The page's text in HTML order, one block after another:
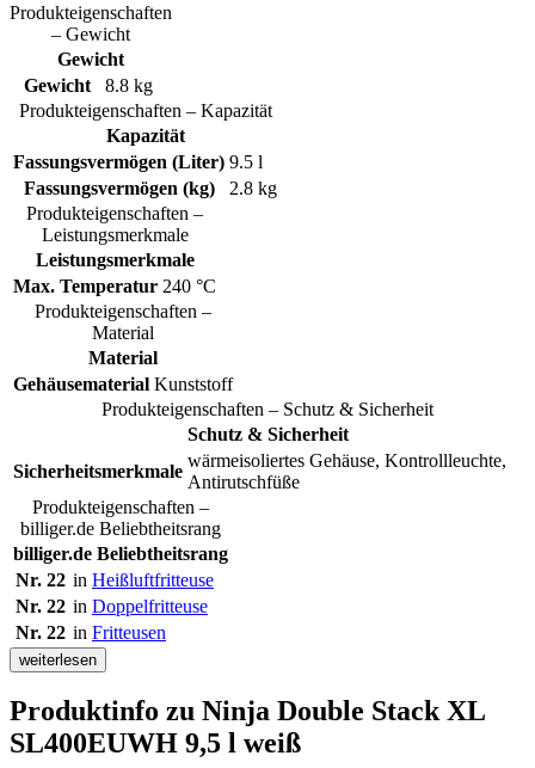
Produkteigenschaften
– Gewicht
Gewicht
Gewicht
8.8 kg
Produkteigenschaften – Kapazität
Kapazität
Fassungsvermögen (Liter) 9.5 l
Fassungsvermögen (kg)
2.8 kg
Produkteigenschaften –
Leistungsmerkmale
Leistungsmerkmale
Max. Temperatur 240 °C
Produkteigenschaften –
Material
Material
Gehäusematerial Kunststoff
Produkteigenschaften – Schutz & Sicherheit
Schutz & Sicherheit
Sicherheitsmerkmale
wärmeisoliertes Gehäuse, Kontrollleuchte,
Antirutschfüße
Produkteigenschaften –
billiger.de Beliebtheitsrang
billiger.de Beliebtheitsrang
Nr. 22 in Heißluftfritteuse
Nr. 22 in Doppelfritteuse
Nr. 22 in Fritteusen
weiterlesen
Produktinfo zu Ninja Double Stack XL
SL400EUWH 9,5 l weiß